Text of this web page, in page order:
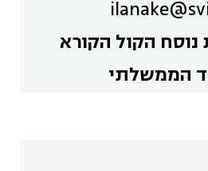
הקול הקורא
הממשלתי